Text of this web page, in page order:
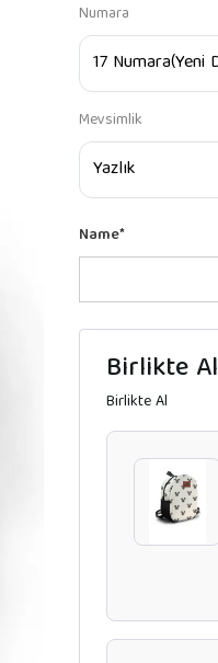
Numara
Mevsimlik
Name*
Birlikte Al
Birlikte Al